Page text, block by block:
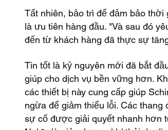
Tất nhiên, bảo trì để đảm bảo
là ưu tiên hàng đầu. "Và sau đó
đến từ khách hàng đã thực sự
Tin tốt là kỷ nguyên mới đã bắt
giúp cho dịch vụ bền vững hơn.
các thiết bị này cung cấp giúp
ngừa để giảm thiểu lỗi. Các
sự cố được giải quyết nhanh hơn